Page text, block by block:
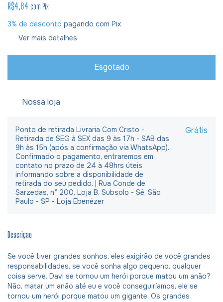
R$4,84 com Pix
3% de desconto pagando com Pix
Ver mais detalhes
Nossa loja
Ponto de retirada Livraria Com Cristo -
Retirada de SEG à SEX das 9 às 17h - SAB das
9h às 15h (após a confirmação via WhatsApp).
Confirmado o pagamento, entraremos em
contato no prazo de 24 à 48hrs úteis
informando sobre a disponibilidade de
retirada do seu pedido. | Rua Conde de
Sarzedas, n° 200, Loja B, Subsolo - Sé, São
Paulo - SP - Loja Ebenézer
Grátis
Descrição
Se você tiver grandes sonhos, eles exigirão de você grandes
responsabilidades, se você sonha algo pequeno, qualquer
coisa serve. Davi se tornou um herói porque matou um anão?
Não, matar um anão até eu e você conseguiríamos, ele se
tornou um herói porque matou um gigante. Os grandes